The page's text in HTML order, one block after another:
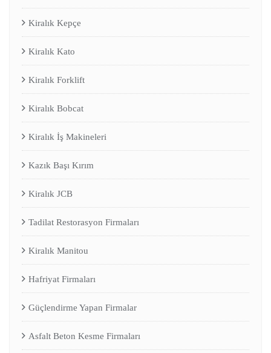
Kiralık Kepçe
Kiralık Kato
Kiralık Forklift
Kiralık Bobcat
Kiralık İş Makineleri
Kazık Başı Kırım
Kiralık JCB
Tadilat Restorasyon Firmaları
Kiralık Manitou
Hafriyat Firmaları
Güçlendirme Yapan Firmalar
Asfalt Beton Kesme Firmaları